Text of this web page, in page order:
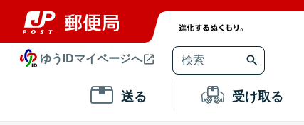
ゆうIDマイページへ
送る 受け取る